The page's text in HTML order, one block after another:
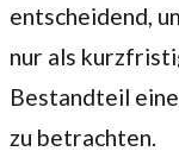
entscheidend,
nur als
Bestandteil
zu betrachten.